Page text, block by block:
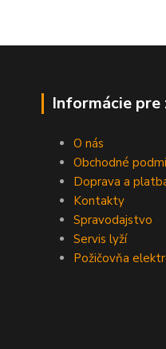
Informácie pre
O nás
Obchodné
Doprava a
Kontakty
Spravodajstvo
Servis lyží
Požičovňa